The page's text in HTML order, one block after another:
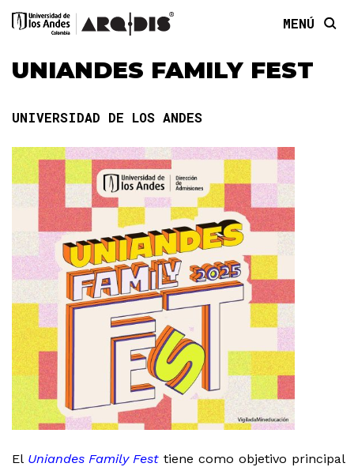
MENÚ
UNIANDES FAMILY FEST
UNIVERSIDAD DE LOS ANDES
El Uniandes Family Fest tiene como objetivo principal